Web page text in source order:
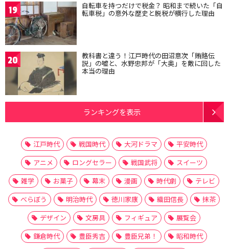
19 自転車を持つだけで税金？ 昭和まで続いた「自
転車税」の意外な歴史と脱税が横行した理由
20 教科書と違う！江戸時代の田沼意次「賄賂伝
説」の嘘と、水野忠邦が「大奥」を敵に回した
本当の理由
ランキングを表示
江戸時代 戦国時代 大河ドラマ
平安時代
アニメ
ロングセラー 戦国武将
スイーツ
雑学
お菓子 幕末 漫画 時代劇
テレビ
べらぼう
明治時代 徳川家康 織田信長
抹茶
デザイン
文房具 フィギュア
展覧会
鎌倉時代
豊臣秀吉 豊臣兄弟！
昭和時代